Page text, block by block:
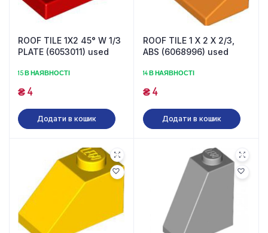
ROOF TILE 1X2 45° W 1/3
PLATE (6053011) used
15 В НАЯВНОСТІ
₴4
Додати в кошик
ROOF TILE 1 X 2 X 2/3,
ABS (6068996) used
14 В НАЯВНОСТІ
₴4
Додати в кошик